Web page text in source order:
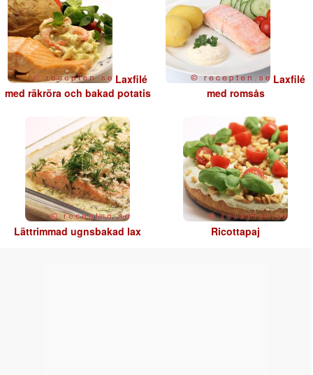
Laxfilé
med räkröra och bakad potatis
Laxfilé
med romsås
Lättrimmad ugnsbakad lax Ricottapaj